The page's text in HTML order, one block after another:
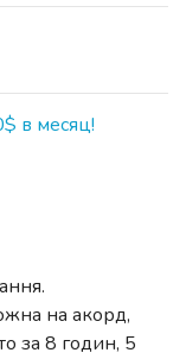
в месяц!
на акорд,
за 8 годин, 5